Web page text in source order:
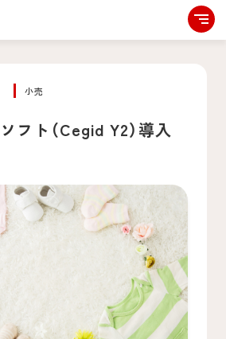
小売
フト（Cegid Y2）導入